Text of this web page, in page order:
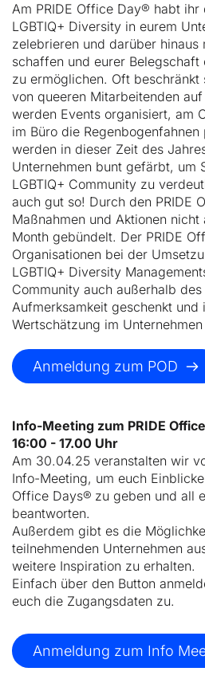
Am PRIDE Office Day® habt ihr
LGBTIQ+ Diversity in eurem
zelebrieren und darüber hinaus
schaffen und eurer Belegschaft
zu ermöglichen. Oft
von queeren Mitarbeitenden auf
werden Events organisiert, am
im Büro die
werden in dieser Zeit des
Unternehmen bunt gefärbt, um
LGBTIQ+ Community zu
auch gut so! Durch den PRIDE
Maßnahmen und Aktionen nicht
Month gebündelt. Der PRIDE
Organisationen bei der
LGBTIQ+ Diversity
Community auch außerhalb des
Aufmerksamkeit geschenkt und
Wertschätzung im
Anmeldung zum POD
Info-Meeting zum PRIDE
16:00 - 17.00 Uhr
Am 30.04.25 veranstalten wir
Info-Meeting, um euch
Office Days® zu geben und all
beantworten.
Außerdem gibt es die
teilnehmenden Unternehmen
weitere Inspiration zu erhalten.
Einfach über den Button
euch die Zugangsdaten zu.
Anmeldung zum Info